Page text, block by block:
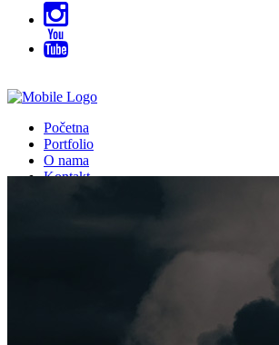
Početna
Portfolio
O nama
Kontakt